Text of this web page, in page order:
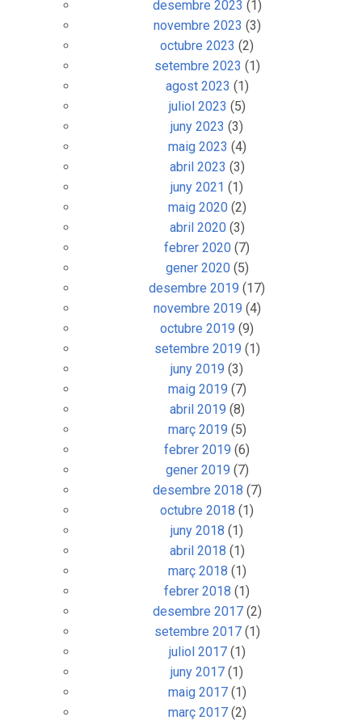
desembre 2023 (1)
novembre 2023 (3)
octubre 2023 (2)
setembre 2023 (1)
agost 2023 (1)
juliol 2023 (5)
juny 2023 (3)
maig 2023 (4)
abril 2023 (3)
juny 2021 (1)
maig 2020(2)
abril 2020(3)
febrer 2020 (7)
gener 2020(5)
desembre 2019 (17)
novembre 2019 (4)
octubre 2019 (9)
setembre 2019 (1)
juny 2019 (3)
maig 2019 (7)
abril 2019 (8)
març 2019 (5)
febrer 2019 (6)
gener 2019 (7)
desembre 2018 (7)
octubre 2018 (1)
juny 2018 (1)
abril 2018 (1)
març 2018 (1)
febrer 2018 (1)
desembre 2017(2)
setembre 2017(1)
juliol 2017(1)
juny 2017 (1)
maig 2017(1)
març 2017(2)